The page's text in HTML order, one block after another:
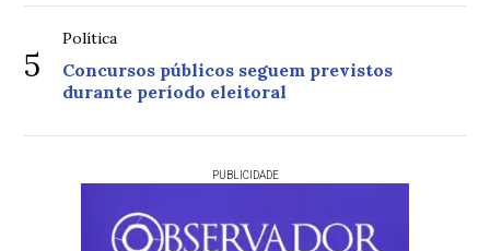
5
Política
Concursos públicos seguem previstos
durante período eleitoral
PUBLICIDADE